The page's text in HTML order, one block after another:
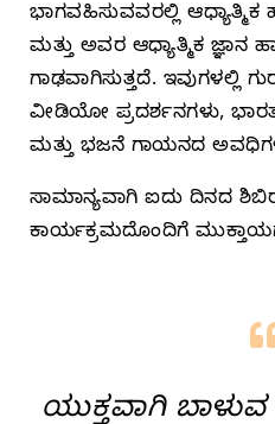
ಭಾಗವಹಿಸುವವರಲ್ಲಿ ಆಧ್ಯಾತ್ಮಿಕ
ಮತ್ತು ಅವರ ಆಧ್ಯಾತ್ಮಿಕ ಜ್ಞಾನ
ಗಾಢವಾಗಿಸುತ್ತದೆ. ಇವುಗಳಲ್ಲಿ
ವೀಡಿಯೋ ಪ್ರದರ್ಶನಗಳು,
ಮತ್ತು ಭಜನೆ ಗಾಯನದ
ಸಾಮಾನ್ಯವಾಗಿ ಐದು ದಿನದ
ಕಾರ್ಯಕ್ರಮದೊಂದಿಗೆ
ಯುಕ್ತವಾಗಿ